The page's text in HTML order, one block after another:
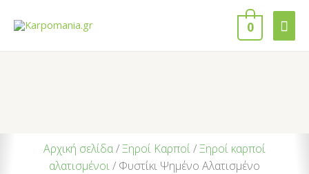
0
Αρχική σελίδα/Ξηροί Καρποί/Ξηροί καρποί
αλατισμένοι/ Φυστίκι Ψημένο Αλατισμένο